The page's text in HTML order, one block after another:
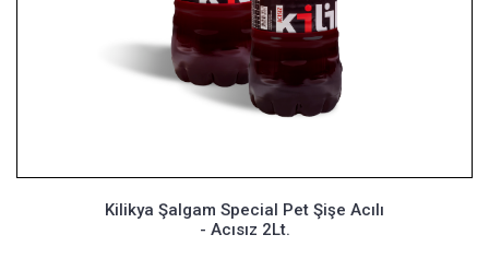
Kilikya Şalgam Special Pet Şişe Acılı
- Acısız 2Lt.